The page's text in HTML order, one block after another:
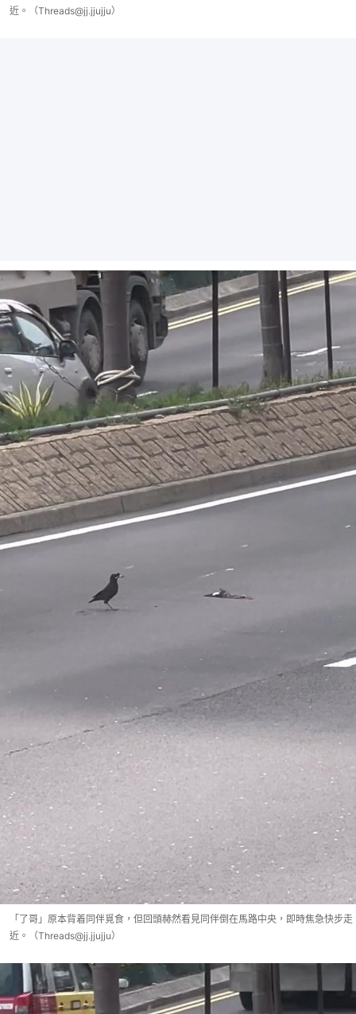
近。（Threads@jj.jjujju）
「了哥」原本背着同伴覓食，但回頭赫然看見同伴倒在馬路中央，即時焦急快步走
近。（Threads@jj.jjujju）